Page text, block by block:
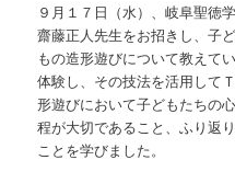
移
動
９月１７日（水）、岐阜聖徳
齋藤正人先生をお招きし、子
もの造形遊びについて教えて
体験し、その技法を活用して
形遊びにおいて子どもたちの
程が大切であること、ふり返
ことを学びました。